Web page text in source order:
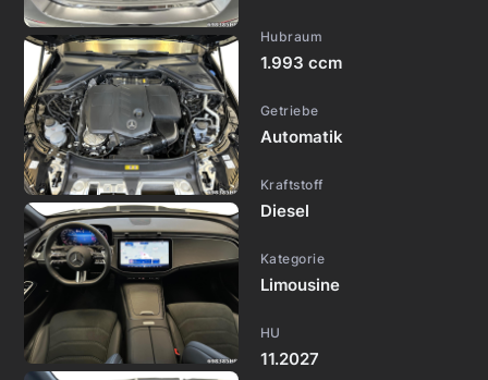
Hubraum
1.993 ccm
Getriebe
Automatik
Kraftstoff
Diesel
Kategorie
Limousine
HU
11.2027